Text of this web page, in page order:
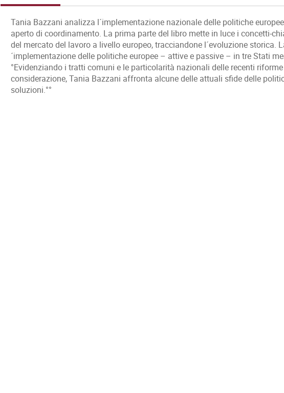
Tania Bazzani analizza l´implementazione nazionale delle politiche
aperto di coordinamento. La prima parte del libro mette in luce i concetti-
del mercato del lavoro a livello europeo, tracciandone l´evoluzione storica.
´implementazione delle politiche europee – attive e passive – in tre Stati
°Evidenziando i tratti comuni e le particolarità nazionali delle recenti
considerazione, Tania Bazzani affronta alcune delle attuali sfide delle
soluzioni.°°